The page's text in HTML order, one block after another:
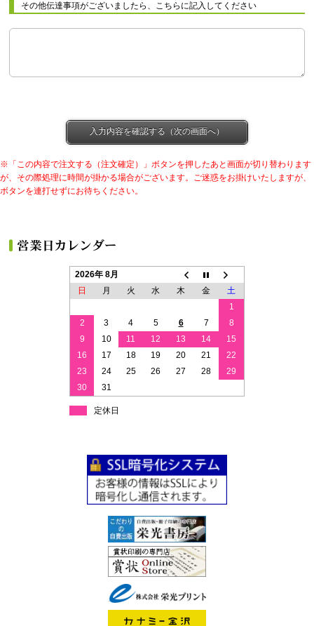
その他伝達事項がございましたら、こちらに記入してください
※「この内容で注文する（注文確定）」ボタンを押したあと画面が切り替わります
が、その際処理に時間が掛かる場合がございます。ご迷惑をお掛けいたしますが、
ボタンを連打せずにお待ちください。
2026年 8月
日
月 火 水 木 金
土
1
2
3 4 5 6 7
8
9
10 11 12 13 14
15
16
17 18 19 20 21
22
23
24 25 26 27 28
29
30
31
定休日